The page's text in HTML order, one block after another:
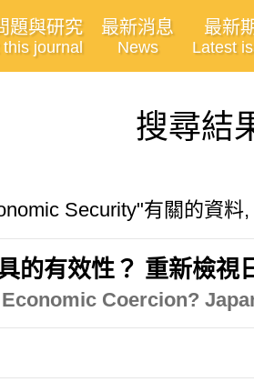
題與研究
journal
最新消息
News
最新
Latest
搜尋結
Security"有關的資料
的有效性？ 重新檢視
Coercion?